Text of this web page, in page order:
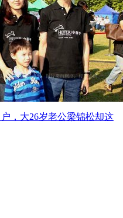
，大26岁老公梁锦松却这